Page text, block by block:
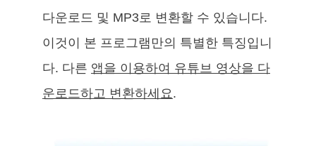
다운로드 및 MP3로 변환할 수 있습니다.
이것이 본 프로그램만의 특별한 특징입니
다. 다른 앱을 이용하여 유튜브 영상을 다
운로드하고 변환하세요 .